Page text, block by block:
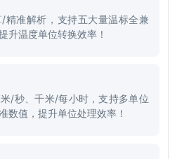
精准解析，支持五大量温标全兼
升温度单位转换效率！
/秒、千米/每小时，支持多单位
数值，提升单位处理效率！